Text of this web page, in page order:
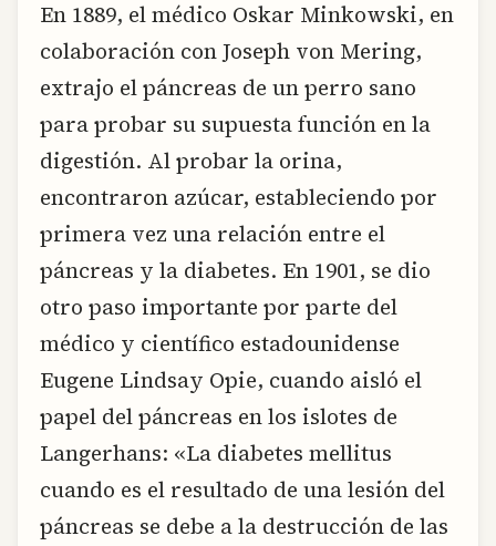
En 1889, el médico Oskar Minkowski, en
colaboración con Joseph von Mering,
extrajo el páncreas de un perro sano
para probar su supuesta función en la
digestión. Al probar la orina,
encontraron azúcar, estableciendo por
primera vez una relación entre el
páncreas y la diabetes. En 1901, se dio
otro paso importante por parte del
médico y científico estadounidense
Eugene Lindsay Opie, cuando aisló el
papel del páncreas en los islotes de
Langerhans: «La diabetes mellitus
cuando es el resultado de una lesión del
páncreas se debe a la destrucción de las